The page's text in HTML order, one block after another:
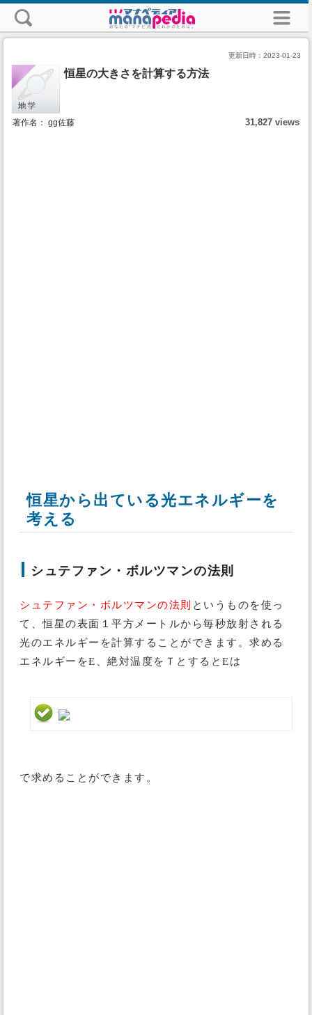
更新日時： 2023-01-23
恒星の大きさを計算する方法
著作名： gg佐藤 31,827 views
恒星から出ている光エネルギーを
考える
シュテファン・ボルツマンの法則
シュテファン・ボルツマンの法則 というものを使っ
て、恒星の表面１平方メートルから毎秒放射される
光のエネルギーを計算することができます。求める
エネルギーをE、絶対温度をＴとするとEは
で求めることができます。